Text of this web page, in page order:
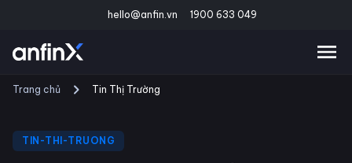
hello@anfin.vn 1900 633 049
Trang chủ Tin Thị Trường
TIN-THI-TRUONG